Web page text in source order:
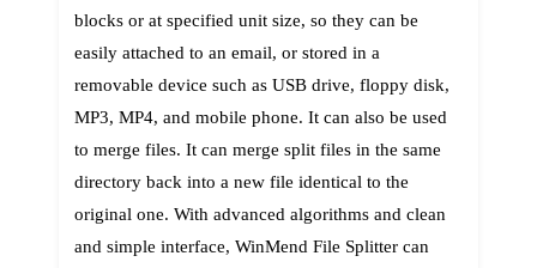
blocks or at specified unit size, so they can be
easily attached to an email, or stored in a
removable device such as USB drive, floppy disk,
MP3, MP4, and mobile phone. It can also be used
to merge files. It can merge split files in the same
directory back into a new file identical to the
original one. With advanced algorithms and clean
and simple interface, WinMend File Splitter can